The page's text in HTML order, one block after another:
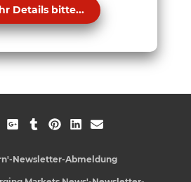
Details bitte...
Newsletter-Abmeldung